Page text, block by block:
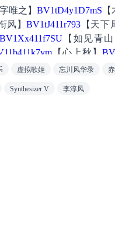
唯之】 BV1tD4y1D7mS
风】 BV1tJ411r793 【天下
BV1Xx411f7SU 【如见青山
【心上秋】
【簪花人间】
【多情岸】
虚拟歌姬 忘川风华录
Synthesizer V 李淳风